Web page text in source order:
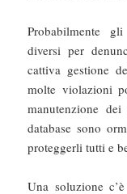
Probabilmente
diversi per
cattiva gestione
molte violazioni
manutenzione
database sono
proteggerli tutti e
Una soluzione